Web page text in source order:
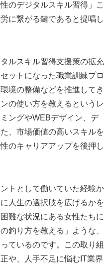
のデジタルスキル習得」こ
に繋がる鍵であると提唱し
ルスキル習得支援策の拡充
ットになった職業訓練プロ
境の整備などを推進してき
の使い方を教えるというレ
ングやWEBデザイン、デ
、市場価値の高いスキルを
のキャリアアップを後押し
トとして働いていた経験か
人生の選択肢を広げるかを
難な状況にある女性たちに
釣り方を教える」ような、
ているのです。この取り組
や、人手不足に悩むIT業界